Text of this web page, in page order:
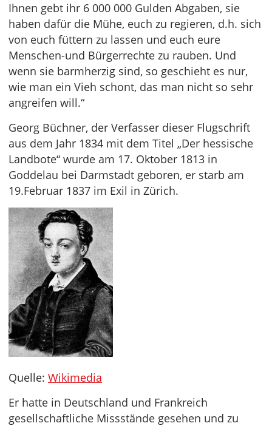
Ihnen gebt ihr 6 000 000 Gulden Abgaben, sie
haben dafür die Mühe, euch zu regieren, d.h. sich
von euch füttern zu lassen und euch eure
Menschen-und Bürgerrechte zu rauben. Und
wenn sie barmherzig sind, so geschieht es nur,
wie man ein Vieh schont, das man nicht so sehr
angreifen will.“
Georg Büchner, der Verfasser dieser Flugschrift
aus dem Jahr 1834 mit dem Titel „Der hessische
Landbote“ wurde am 17. Oktober 1813 in
Goddelau bei Darmstadt geboren, er starb am
19.Februar 1837 im Exil in Zürich.
Quelle: Wikimedia
Er hatte in Deutschland und Frankreich
gesellschaftliche Missstände gesehen und zu